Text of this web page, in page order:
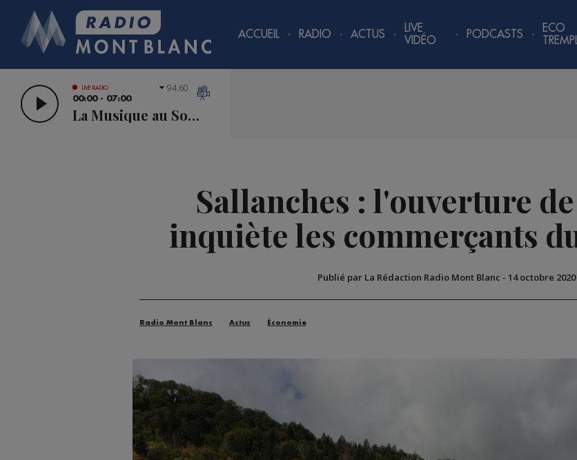
ACCUEIL RADIO ACTUS
LIVE
VIDÉO
PODCASTS
ECO
LIVE RADIO
00:00 - 07:00
La Musique au Sommet
94.60
Sallanches : l'ouverture
inquiète les commerçants
Publié par La Rédaction Radio Mont Blanc - 14 octobre
Radio Mont Blanc Actus Économie